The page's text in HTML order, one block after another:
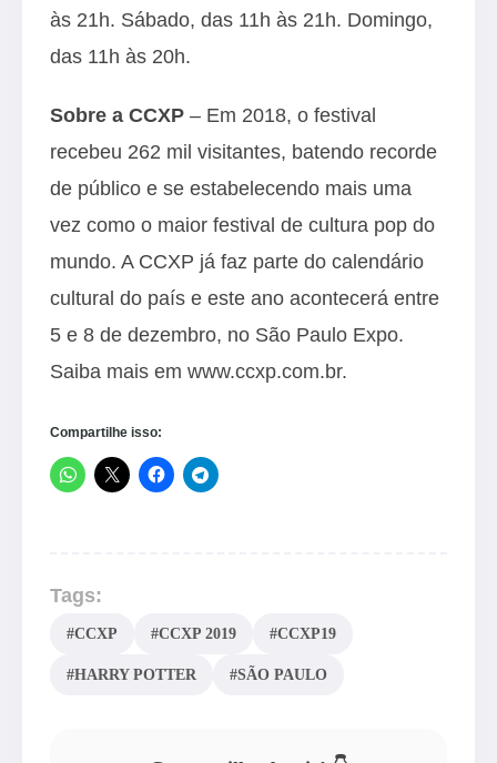
às 21h. Sábado, das 11h às 21h. Domingo,
das 11h às 20h.
Sobre a CCXP – Em 2018, o festival
recebeu 262 mil visitantes, batendo recorde
de público e se estabelecendo mais uma
vez como o maior festival de cultura pop do
mundo. A CCXP já faz parte do calendário
cultural do país e este ano acontecerá entre
5 e 8 de dezembro, no São Paulo Expo.
Saiba mais em www.ccxp.com.br.
Compartilhe isso:
Tags:
#CCXP #CCXP 2019 #CCXP19
#HARRY POTTER #SÃO PAULO